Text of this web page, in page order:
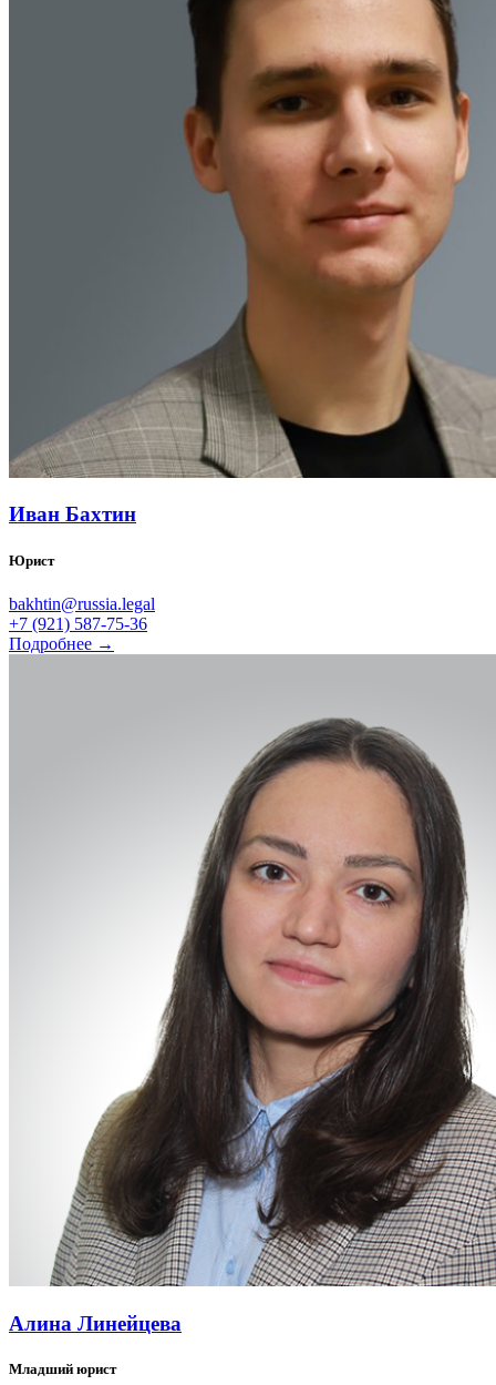
Иван Бахтин
Юрист
bakhtin@russia.legal
+7 (921) 587-75-36
Подробнее →
Алина Линейцева
Младший юрист